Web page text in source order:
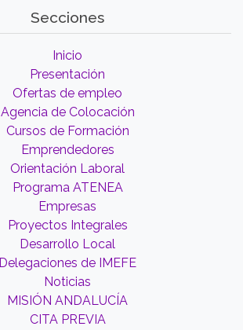
Secciones
Inicio
Presentación
Ofertas de empleo
Agencia de Colocación
Cursos de Formación
Emprendedores
Orientación Laboral
Programa ATENEA
Empresas
Proyectos Integrales
Desarrollo Local
Delegaciones de IMEFE
Noticias
MISIÓN ANDALUCÍA
CITA PREVIA